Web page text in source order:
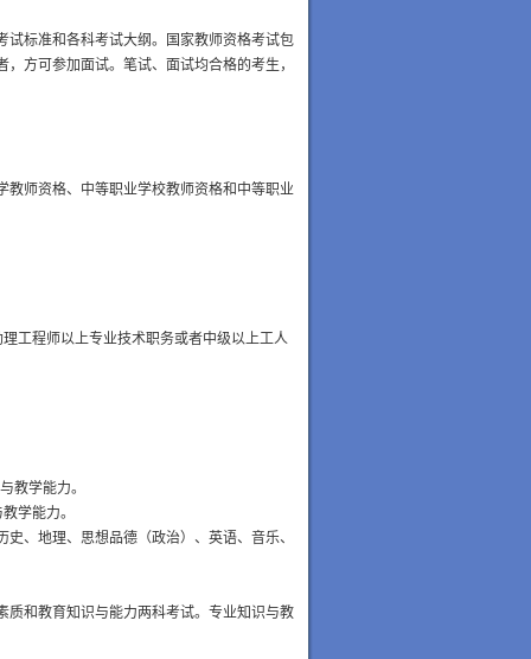
标准和各科考试大纲。国家教师资格考试包
方可参加面试。笔试、面试均合格的考生，
教师资格、中等职业学校教师资格和中等职业
工程师以上专业技术职务或者中级以上工人
教学能力。
学能力。
、地理、思想品德（政治）、英语、音乐、
质和教育知识与能力两科考试。专业知识与教